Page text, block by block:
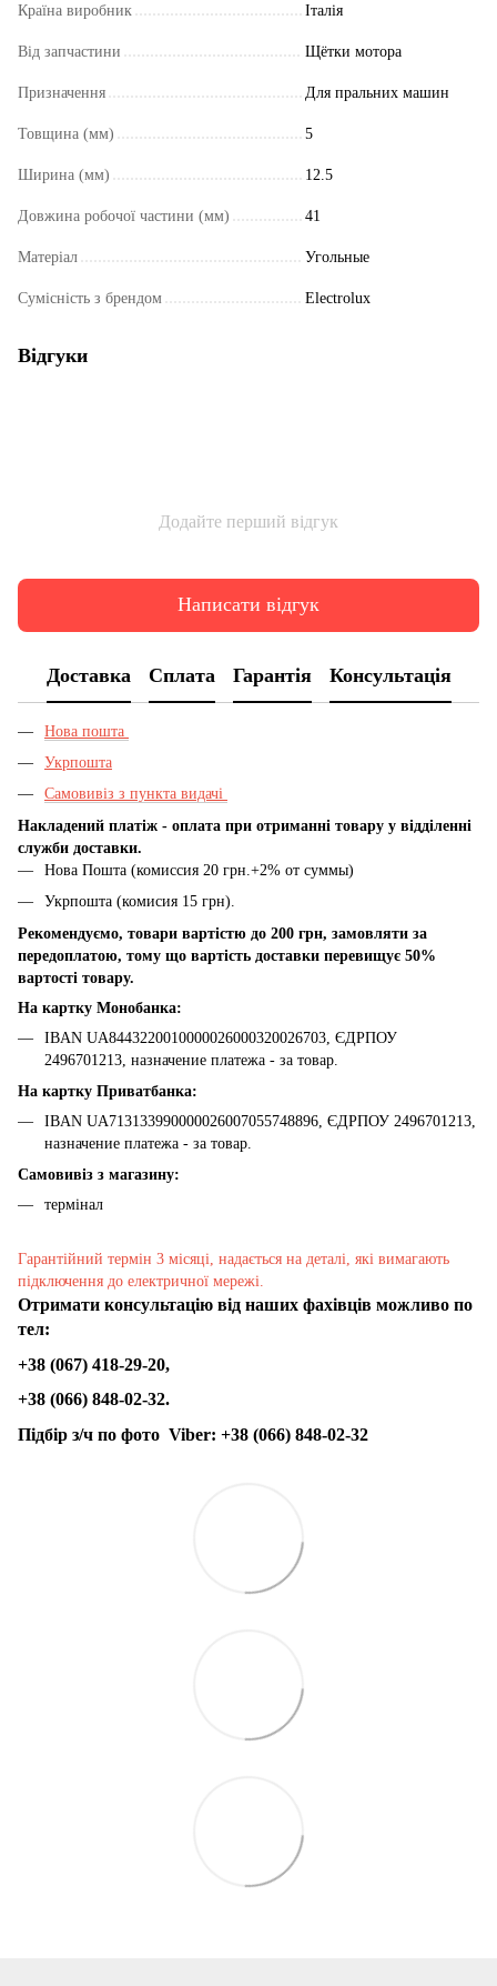
Країна виробник Італія
Від запчастини Щётки мотора
Призначення Для пральних машин
Товщина (мм) 5
Ширина (мм) 12.5
Довжина робочої частини (мм) 41
Матеріал Угольные
Сумісність з брендом Electrolux
Відгуки
Додайте перший відгук
Написати відгук
Доставка Сплата Гарантія Консультація
Нова пошта
Укрпошта
Самовивіз з пункта видачі
Накладений платіж - оплата при отриманні товару у відділенні
служби доставки.
Нова Пошта (комиссия 20 грн.+2% от суммы)
Укрпошта (комисия 15 грн).
Рекомендуємо, товари вартістю до 200 грн, замовляти за
передоплатою, тому що вартість доставки перевищує 50%
вартості товару.
На картку Монобанка:
IBAN UA8443220010000026000320026703, ЄДРПОУ
2496701213, назначение платежа - за товар.
На картку Приватбанка:
IBAN UA713133990000026007055748896, ЄДРПОУ 2496701213,
назначение платежа - за товар.
Самовивіз з магазину:
термінал
Гарантійний термін 3 місяці, надається на деталі, які вимагають
підключення до електричної мережі.
Отримати консультацію від наших фахівців можливо по
тел:
+38 (067) 418-29-20,
+38 (066) 848-02-32.
Підбір з/ч по фото Viber: +38 (066) 848-02-32